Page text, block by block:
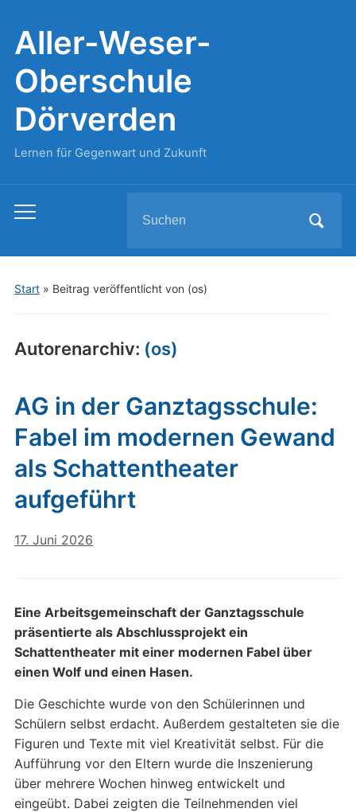
Aller-Weser-
Oberschule
Dörverden
Lernen für Gegenwart und Zukunft
Toggle
menu
for:
Start» Beitrag veröffentlicht von (os)
Autorenarchiv: (os)
AG in der Ganztagsschule:
Fabel im modernen Gewand
als Schattentheater
aufgeführt
17. Juni 2026
Eine Arbeitsgemeinschaft der Ganztagsschule
präsentierte als Abschlussprojekt ein
Schattentheater mit einer modernen Fabel über
einen Wolf und einen Hasen.
Die Geschichte wurde von den Schülerinnen und
Schülern selbst erdacht. Außerdem gestalteten sie die
Figuren und Texte mit viel Kreativität selbst. Für die
Aufführung vor den Eltern wurde die Inszenierung
über mehrere Wochen hinweg entwickelt und
eingeübt. Dabei zeigten die Teilnehmenden viel